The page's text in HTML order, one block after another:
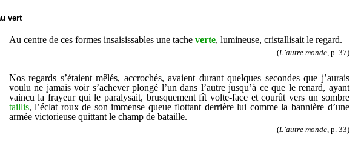
vert
Au centre de ces formes insaisissables une tache verte, lumineuse, cristallisait le regard.
(L’autre monde, p. 37)
Nos regards s’étaient mêlés, accrochés, avaient durant quelques secondes que j’aurais
voulu ne jamais voir s’achever plongé l’un dans l’autre jusqu’à ce que le renard, ayant
vaincu la frayeur qui le paralysait, brusquement fît volte-face et courût vers un sombre
taillis, l’éclat roux de son immense queue flottant derrière lui comme la bannière d’une
armée victorieuse quittant le champ de bataille.
(L’autre monde, p. 33)